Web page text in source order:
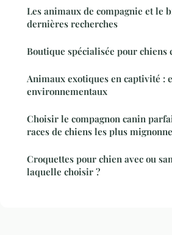
Les animaux de compagnie et le
dernières recherches
Boutique spécialisée pour chiens
Animaux exotiques en captivité :
environnementaux
Choisir le compagnon canin
races de chiens les plus
Croquettes pour chien avec ou
laquelle choisir ?